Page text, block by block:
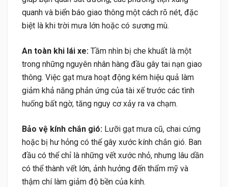
quanh và biển báo giao thông một cách rõ nét, đặc
biệt là khi trời mưa lớn hoặc có sương mù.
An toàn khi lái xe: Tầm nhìn bị che khuất là một
trong những nguyên nhân hàng đầu gây tai nạn giao
thông. Việc gạt mưa hoạt động kém hiệu quả làm
giảm khả năng phản ứng của tài xế trước các tình
huống bất ngờ, tăng nguy cơ xảy ra va chạm.
Bảo vệ kính chắn gió: Lưỡi gạt mưa cũ, chai cứng
hoặc bị hư hỏng có thể gây xước kính chắn gió. Ban
đầu có thể chỉ là những vết xước nhỏ, nhưng lâu dần
có thể thành vết lớn, ảnh hưởng đến thẩm mỹ và
thậm chí làm giảm độ bền của kính.